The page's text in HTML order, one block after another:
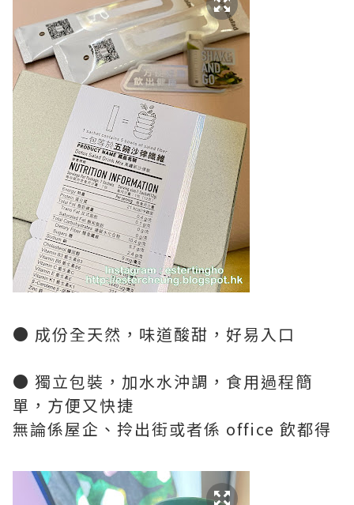
● 成份全天然，味道酸甜，好易入口
● 獨立包裝，加水水沖調，食用過程簡
單，方便又快捷
無論係屋企、拎出街或者係 office 飲都得